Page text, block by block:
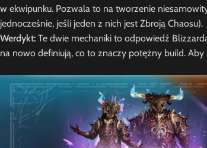
w ekwipunku. Pozwala to na tworzenie
jednocześnie, jeśli jeden z nich jest Zbroją Chaosu).
Werdykt: Te dwie mechaniki to odpowiedź
na nowo definiują, co to znaczy potężny build.